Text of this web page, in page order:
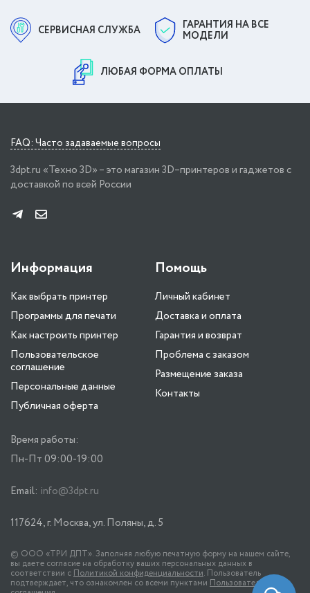
СЕРВИСНАЯ СЛУЖБА
ГАРАНТИЯ НА ВСЕ
МОДЕЛИ
ЛЮБАЯ ФОРМА ОПЛАТЫ
FAQ: Часто задаваемые вопросы
3dpt.ru «Техно 3D» – это магазин 3D–принтеров и гаджетов с
доставкой по всей России
Информация
Как выбрать принтер
Программы для печати
Как настроить принтер
Пользовательское
соглашение
Персональные данные
Публичная оферта
Помощь
Личный кабинет
Доставка и оплата
Гарантия и возврат
Проблема с заказом
Размещение заказа
Контакты
Время работы:
Пн-Пт 09:00-19:00
Email: info@3dpt.ru
117624, г. Москва, ул. Поляны, д. 5
© ООО «ТРИ ДПТ». Заполняя любую печатную форму на нашем сайте,
вы даете согласие на обработку ваших персональных данных в
соответствии с Политикой конфиденциальности. Пользователь
подтверждает, что ознакомлен со всеми пунктами Пользовательского